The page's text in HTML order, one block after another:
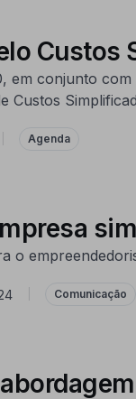
Custos
em conjunto
Custos
Agenda
o
Comunicação